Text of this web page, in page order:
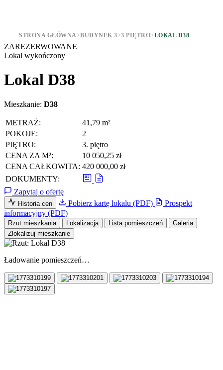
STRONA GŁÓWNA>BUDYNEK 3>3 PIĘTRO>LOKAL D38
ZAREZERWOWANE
Lokal wykończony
Lokal D38
Mieszkanie: D38
METRAŻ:
41,79 m²
POKOJE:
2
PIĘTRO:
3. piętro
CENA ZA M²:
10 050,25 zł
CENA CAŁKOWITA: 420 000,00 zł
DOKUMENTY:
Zapytaj o ofertę
Historia cen Pobierz kartę lokalu (PDF)
Prospekt
informacyjny (PDF)
Rzut mieszkania Lokalizacja Lista pomieszczeń
Galeria
Zlokalizuj mieszkanie
Ładowanie pomieszczeń…